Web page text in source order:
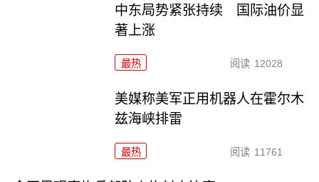
中东局势紧张持续 国际油价显
著上涨
最热 阅读 12028
美媒称美军正用机器人在霍尔木
兹海峡排雷
最热 阅读 11761